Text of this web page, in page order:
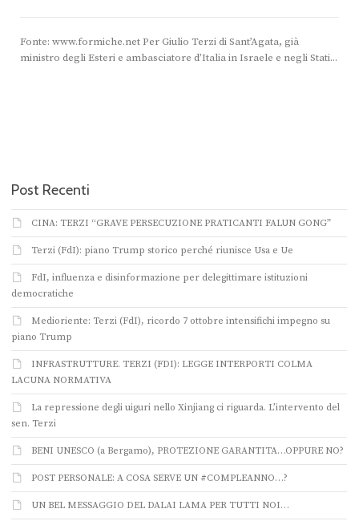
Fonte: www.formiche.net Per Giulio Terzi di Sant’Agata, già
ministro degli Esteri e ambasciatore d’Italia in Israele e negli Stati...
Post Recenti
CINA: TERZI “GRAVE PERSECUZIONE PRATICANTI FALUN GONG”
Terzi (FdI): piano Trump storico perché riunisce Usa e Ue
FdI, influenza e disinformazione per delegittimare istituzioni
democratiche
Medioriente: Terzi (FdI), ricordo 7 ottobre intensifichi impegno su
piano Trump
INFRASTRUTTURE. TERZI (FDI): LEGGE INTERPORTI COLMA
LACUNA NORMATIVA
La repressione degli uiguri nello Xinjiang ci riguarda. L’intervento del
sen. Terzi
BENI UNESCO (a Bergamo), PROTEZIONE GARANTITA…OPPURE NO?
POST PERSONALE: A COSA SERVE UN #COMPLEANNO…?
UN BEL MESSAGGIO DEL DALAI LAMA PER TUTTI NOI…